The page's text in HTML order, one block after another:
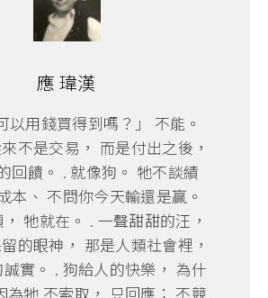
應 瑋漢
以用錢買得到嗎？」 不能。
不是交易， 而是付出之後，
回饋。 . 就像狗。 牠不談績
本、 不問你今天輸還是贏。
牠就在。 . 一聲甜甜的汪，
的眼神， 那是人類社會裡，
實。 . 狗給人的快樂， 為什
為牠 不索取， 只回應； 不競